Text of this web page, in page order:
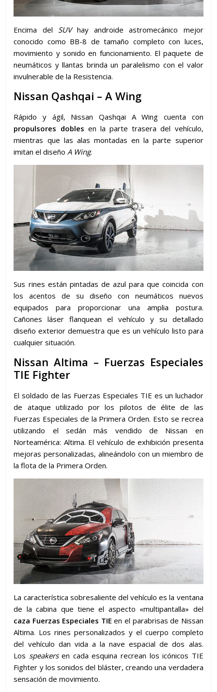
Encima del SUV hay androide astromecánico mejor
conocido como BB-8 de tamaño completo con luces,
movimiento y sonido en funcionamiento. El paquete de
neumáticos y llantas brinda un paralelismo con el valor
invulnerable de la Resistencia.
Nissan Qashqai – A Wing
Rápido y ágil, Nissan Qashqai A Wing cuenta con
propulsores dobles en la parte trasera del vehículo,
mientras que las alas montadas en la parte superior
imitan el diseñoA Wing.
Sus rines están pintadas de azul para que coincida con
los acentos de su diseño con neumáticos nuevos
equipados para proporcionar una amplia postura.
Cañones láser flanquean el vehículo y su detallado
diseño exterior demuestra que es un vehículo listo para
cualquier situación.
Nissan Altima – Fuerzas Especiales
TIE Fighter
El soldado de las Fuerzas Especiales TIE es un luchador
de ataque utilizado por los pilotos de élite de las
Fuerzas Especiales de la Primera Orden. Esto se recrea
utilizando el sedán más vendido de Nissan en
Norteamérica: Altima. El vehículo de exhibición presenta
mejoras personalizadas, alineándolo con un miembro de
la flota de la Primera Orden.
La característica sobresaliente del vehículo es la ventana
de la cabina que tiene el aspecto «multipantalla» del
caza Fuerzas Especiales TIE en el parabrisas de Nissan
Altima. Los rines personalizados y el cuerpo completo
del vehículo dan vida a la nave espacial de dos alas.
Los speakersen cada esquina recrean los icónicos TIE
Fighter y los sonidos del bláster, creando una verdadera
sensación de movimiento.